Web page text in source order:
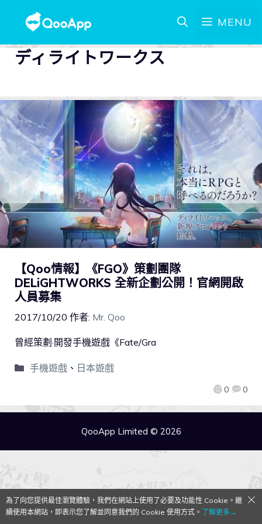
MENU
ディライトワークス
【Qoo情報】《FGO》策劃團隊
DELiGHTWORKS 全新企劃公開！官網開啟
人員募集
2017/10/20 作者: Mr. Qoo
0 0
曾經策劃·開發手機遊戲《Fate/Gra
手機遊戲、 日本遊戲
QooApp Limited © 2026
為了向您提供最佳瀏覽體驗，我們在網站上使用了必要及功能性 Cookie。繼
續使用本網站，即表示您了解並同意我們的 Cookie 使用方式。 了解更多→